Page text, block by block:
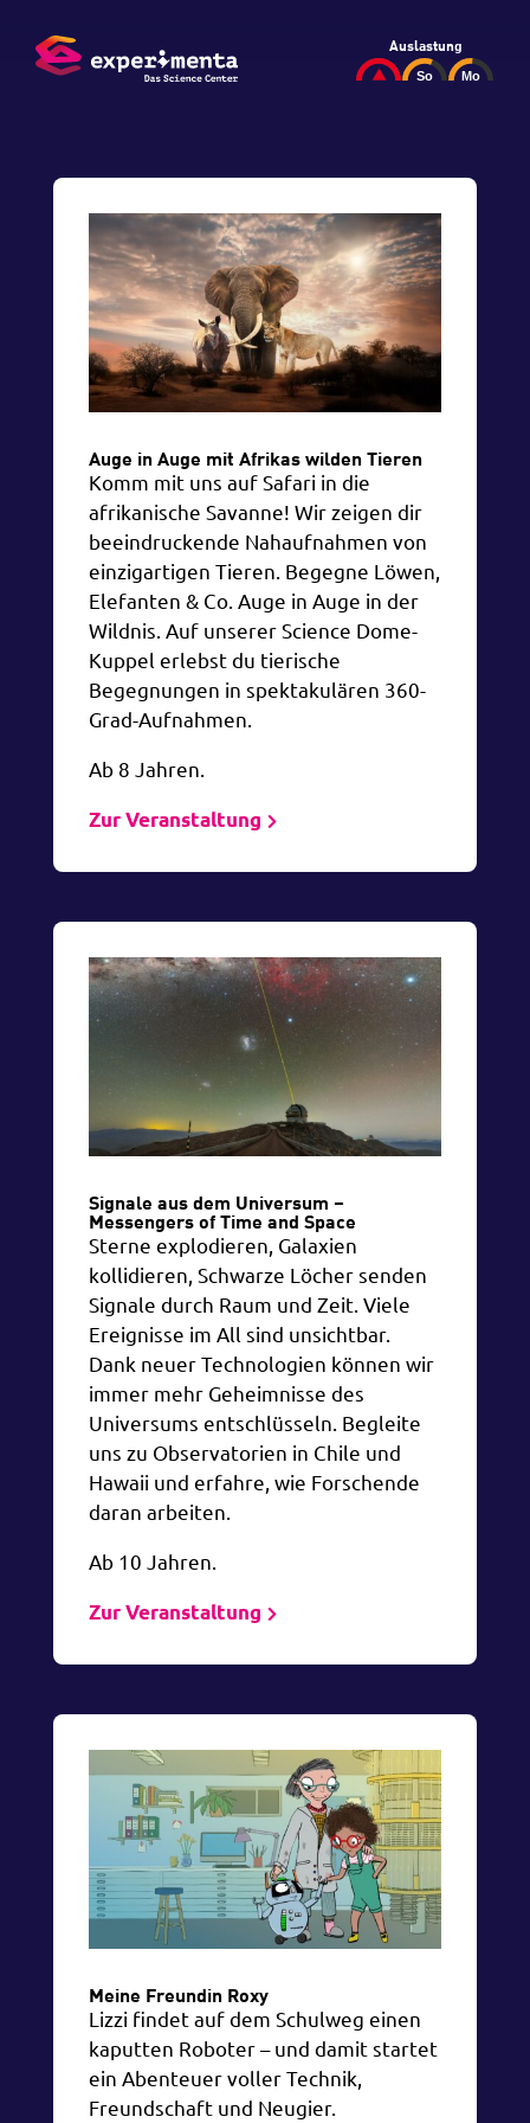
Auslastung
Auge in Auge mit Afrikas wilden Tieren
Komm mit uns auf Safari in die
afrikanische Savanne! Wir zeigen dir
beeindruckende Nahaufnahmen von
einzigartigen Tieren. Begegne Löwen,
Elefanten & Co. Auge in Auge in der
Wildnis. Auf unserer Science Dome-
Kuppel erlebst du tierische
Begegnungen in spektakulären 360-
Grad-Aufnahmen.
Ab 8 Jahren.
Zur Veranstaltung
Signale aus dem Universum –
Messengers of Time and Space
Sterne explodieren, Galaxien
kollidieren, Schwarze Löcher senden
Signale durch Raum und Zeit. Viele
Ereignisse im All sind unsichtbar.
Dank neuer Technologien können wir
immer mehr Geheimnisse des
Universums entschlüsseln. Begleite
uns zu Observatorien in Chile und
Hawaii und erfahre, wie Forschende
daran arbeiten.
Ab 10 Jahren.
Zur Veranstaltung
Meine Freundin Roxy
Lizzi findet auf dem Schulweg einen
kaputten Roboter – und damit startet
ein Abenteuer voller Technik,
Freundschaft und Neugier.